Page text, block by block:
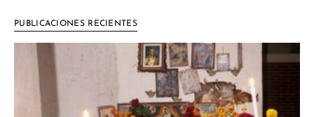
PUBLICACIONES RECIENTES